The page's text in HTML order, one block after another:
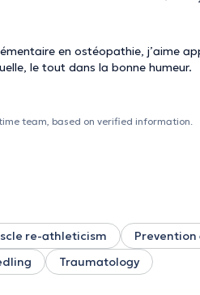
en ostéopathie, j’aime
le tout dans la bonne humeur.
team, based on verified information.
re-athleticism
Traumatology